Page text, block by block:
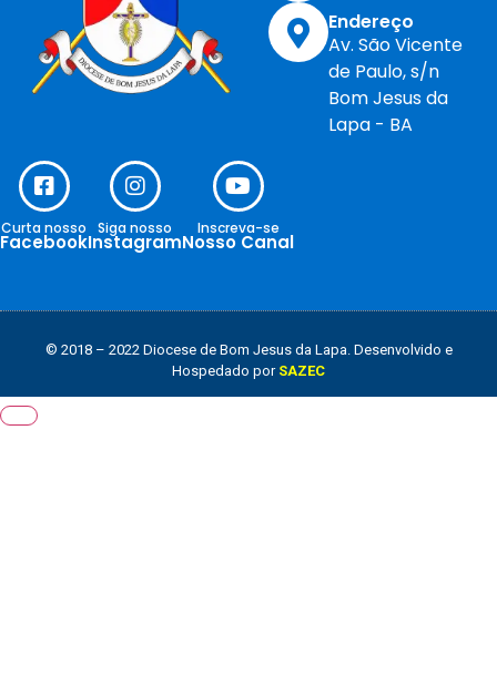
Endereço
Av. São Vicente
de Paulo, s/n
Bom Jesus da
Lapa - BA
Curta nosso
Facebook
Siga nosso
Instagram
Inscreva-se
Nosso Canal
© 2018 – 2022 Diocese de Bom Jesus da Lapa. Desenvolvido e
Hospedado por SAZEC